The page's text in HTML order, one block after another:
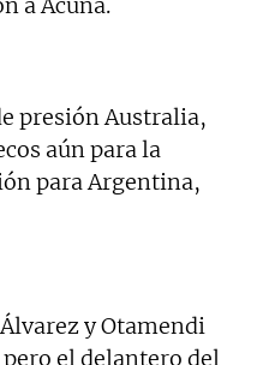
presión Australia,
aún para la
para Argentina,
y Otamendi
el delantero del